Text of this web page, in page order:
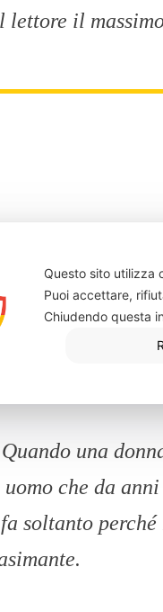
lettore il
fissa, il
una
uomo che da
soltanto
Questo sito utilizza
Puoi accettare,
Chiudendo questa